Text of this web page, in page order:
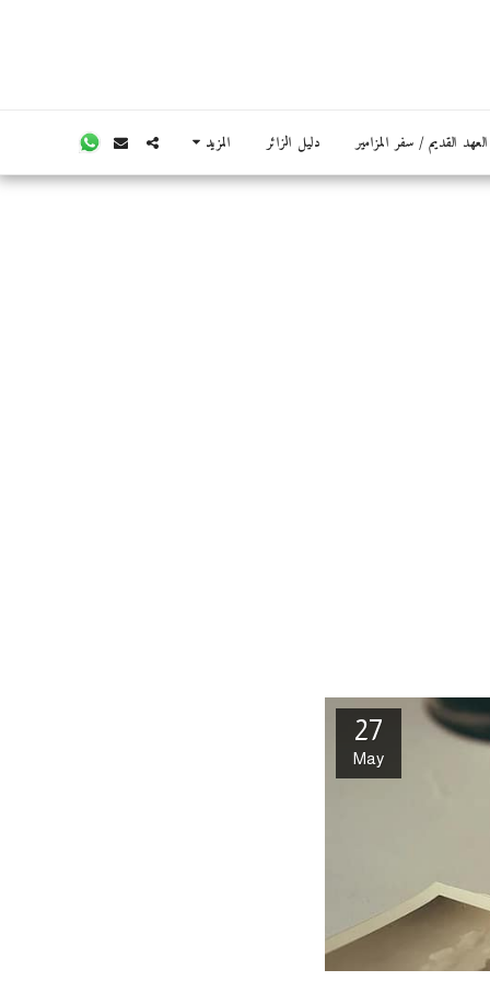
القديم / سفر المزامير دليل الزائر المزيد
27
May